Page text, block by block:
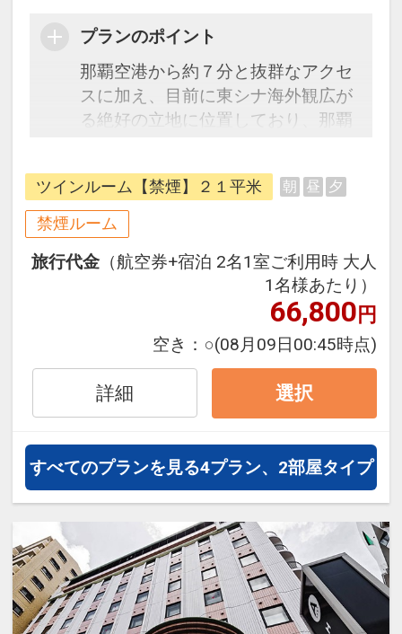
プランのポイント
那覇空港から約７分と抜群なアクセ
スに加え、目前に東シナ海外観広が
る絶好の立地に位置しており、那覇
最適です。
●客室●
全客室から東シナ海を望むことがで
きるようデザインされた、スタイリ
ッシュな施設構造と客室に配置され
た大きな窓。沖縄の空や海をイメー
ジし、ブルーを基調とした客室。心
ごしください。
ツインルーム【禁煙】２１平米 朝 昼 夕
禁煙ルーム
旅行代金 （航空券+宿泊 2名1室ご利用時 大人
1名様あたり）
66,800円
空き： ○(08月09日00:45時点)
詳細 選択
すべてのプランを見る4プラン、2部屋タイプ